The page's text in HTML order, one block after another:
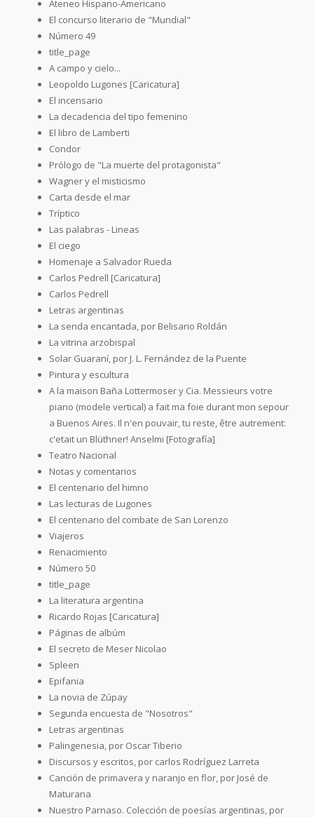
Ateneo Hispano-Americano
El concurso literario de "Mundial"
Número 49
title_page
A campo y cielo...
Leopoldo Lugones [Caricatura]
El incensario
La decadencia del tipo femenino
El libro de Lamberti
Condor
Prólogo de "La muerte del protagonista"
Wagner y el misticismo
Carta desde el mar
Tríptico
Las palabras - Lineas
El ciego
Homenaje a Salvador Rueda
Carlos Pedrell [Caricatura]
Carlos Pedrell
Letras argentinas
La senda encantada, por Belisario Roldán
La vitrina arzobispal
Solar Guaraní, por J. L. Fernández de la Puente
Pintura y escultura
A la maison Baña Lottermoser y Cia. Messieurs votre
piano (modele vertical) a fait ma foie durant mon sepour
a Buenos Aires. Il n'en pouvair, tu reste, être autrement:
c'etait un Blüthner! Anselmi [Fotografía]
Teatro Nacional
Notas y comentarios
El centenario del himno
Las lecturas de Lugones
El centenario del combate de San Lorenzo
Viajeros
Renacimiento
Número 50
title_page
La literatura argentina
Ricardo Rojas [Caricatura]
Páginas de albúm
El secreto de Meser Nicolao
Spleen
Epifania
La novia de Zúpay
Segunda encuesta de "Nosotros"
Letras argentinas
Palingenesia, por Oscar Tiberio
Discursos y escritos, por carlos Rodríguez Larreta
Canción de primavera y naranjo en flor, por José de
Maturana
Nuestro Parnaso. Colección de poesías argentinas, por